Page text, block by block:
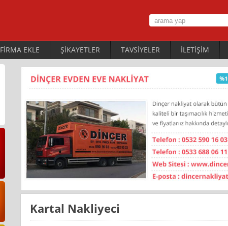
FİRMA EKLE ŞİKAYETLER TAVSİYELER İLETİŞİM
Kartal Nakliyeci